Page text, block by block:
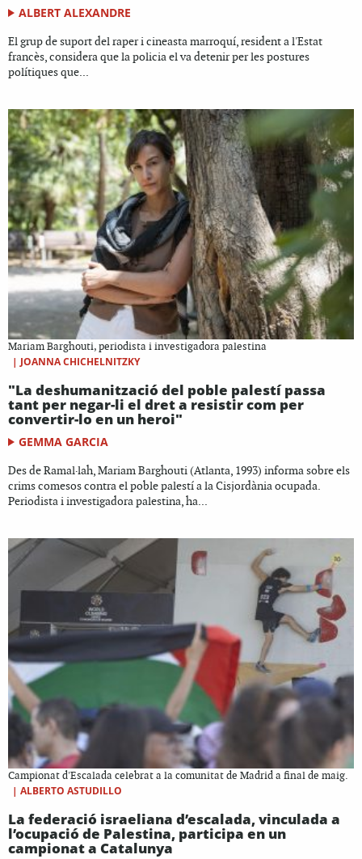
ALBERT ALEXANDRE
El grup de suport del raper i cineasta marroquí, resident a l'Estat
francès, considera que la policia el va detenir per les postures
polítiques que...
Mariam Barghouti, periodista i investigadora palestina
| JOANNA CHICHELNITZKY
"La deshumanització del poble palestí passa
tant per negar-li el dret a resistir com per
convertir-lo en un heroi"
GEMMA GARCIA
Des de Ramal·lah, Mariam Barghouti (Atlanta, 1993) informa sobre els
crims comesos contra el poble palestí a la Cisjordània ocupada.
Periodista i investigadora palestina, ha...
Campionat d'Escalada celebrat a la comunitat de Madrid a final de maig.
| ALBERTO ASTUDILLO
La federació israeliana d’escalada, vinculada a
l’ocupació de Palestina, participa en un
campionat a Catalunya